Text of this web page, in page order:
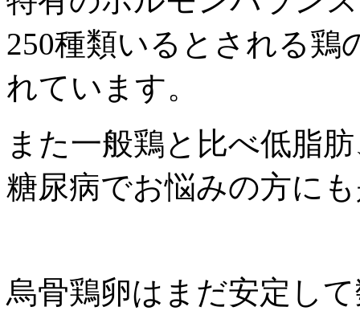
250種類いるとされる鶏
れています。
また一般鶏と比べ低脂
糖尿病でお悩みの方に
烏骨鶏卵はまだ安定し